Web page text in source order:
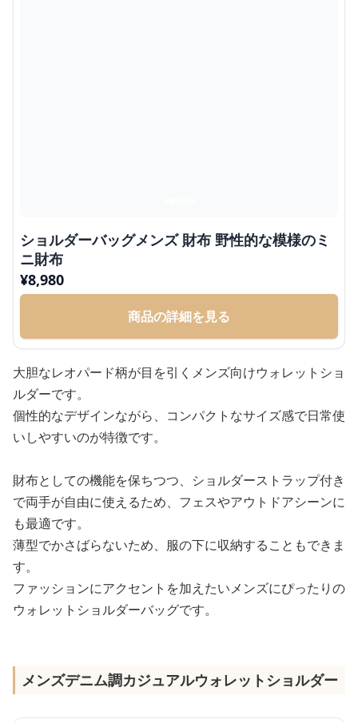
ショルダーバッグメンズ 財布 野性的な模様のミ
ニ財布
¥8,980
商品の詳細を見る
大胆なレオパード柄が目を引くメンズ向けウォレットショ
ルダーです。
個性的なデザインながら、コンパクトなサイズ感で日常使
いしやすいのが特徴です。
財布としての機能を保ちつつ、ショルダーストラップ付き
で両手が自由に使えるため、フェスやアウトドアシーンに
も最適です。
薄型でかさばらないため、服の下に収納することもできま
す。
ファッションにアクセントを加えたいメンズにぴったりの
ウォレットショルダーバッグです。
メンズデニム調カジュアルウォレットショルダー